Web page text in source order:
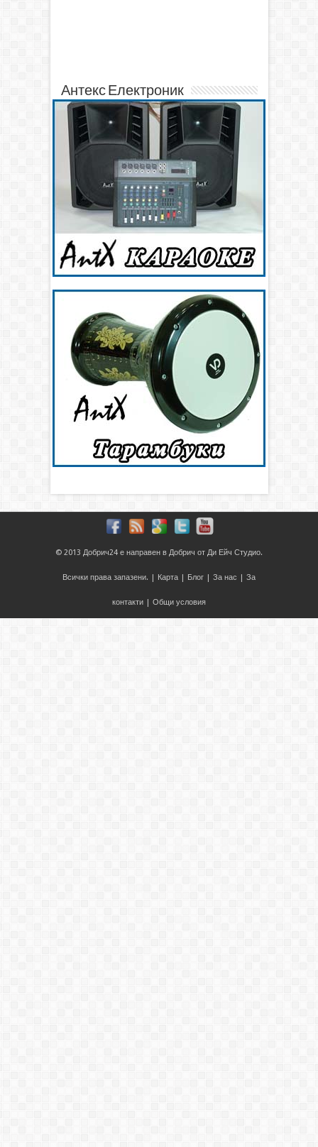
Антекс Електроник
© 2013 Добрич24 е направен в Добрич от Ди Ейч Студио.
Всички права запазени. | Карта Блог За нас За
контакти Общи условия